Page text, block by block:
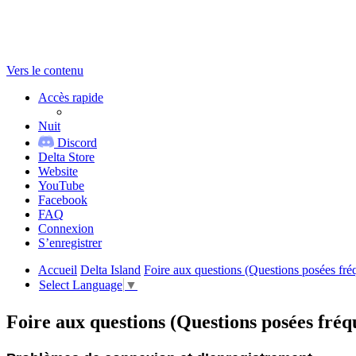
Vers le contenu
Accès rapide
Nuit
Discord
Delta Store
Website
YouTube
Facebook
FAQ
Connexion
S’enregistrer
Accueil Delta Island Foire aux questions (Questions posées
Select Language ▼
Foire aux questions (Questions posées